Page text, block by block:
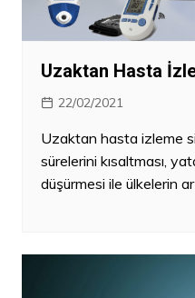
Uzaktan Hasta
22/02/2021
Uzaktan hasta izleme
sürelerini kısaltması,
düşürmesi ile ülkelerin